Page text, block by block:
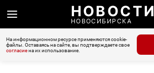
НОВОСТИ
НОВОСИБИРСКА
На информационном ресурсе применяются cookie-
файлы. Оставаясь на сайте, вы подтверждаете свое
согласиена их использование.